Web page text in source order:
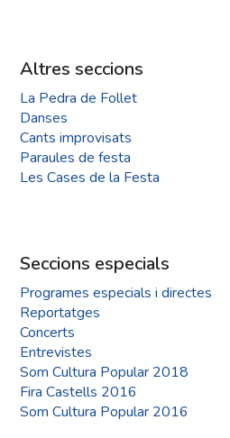
Altres seccions
La Pedra de Follet
Danses
Cants improvisats
Paraules de festa
Les Cases de la Festa
Seccions especials
Programes especials i directes
Reportatges
Concerts
Entrevistes
Som Cultura Popular 2018
Fira Castells 2016
Som Cultura Popular 2016